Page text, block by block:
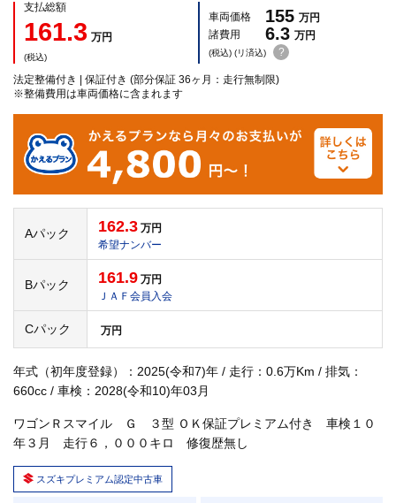
支払総額
161.3 万円
(税込)
車両価格 155 万円
諸費用
6.3 万円
(税込) (リ済込) ?
法定整備付き | 保証付き (部分保証 36ヶ月：走行無制限)
※整備費用は車両価格に含まれます
Aパック 162.3 万円
希望ナンバー
Bパック 161.9 万円
ＪＡＦ会員入会
Cパック 万円
年式（初年度登録）：2025(令和7)年 / 走行：0.6万Km / 排気：
660cc / 車検：2028(令和10)年03月
ワゴンＲスマイル Ｇ ３型 ＯＫ保証プレミアム付き 車検１０
年３月 走行６，０００キロ 修復歴無し
スズキプレミアム認定中古車